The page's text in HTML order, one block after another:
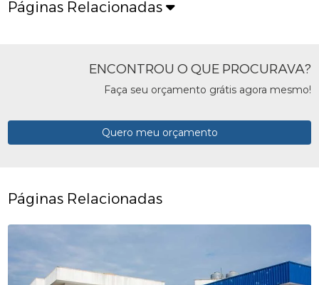
Páginas Relacionadas
ENCONTROU O QUE PROCURAVA?
Faça seu orçamento grátis agora mesmo!
Quero meu orçamento
Páginas Relacionadas